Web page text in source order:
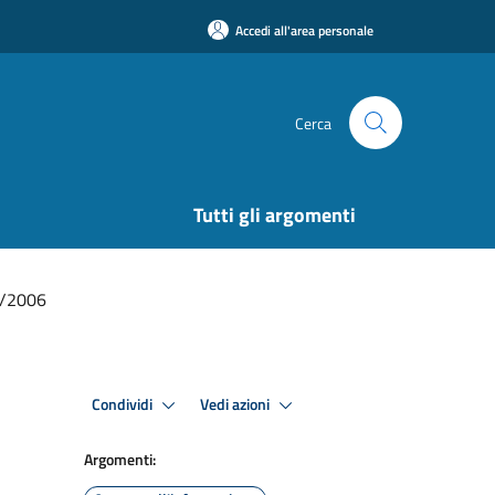
Accedi all'area personale
Cerca
Tutti gli argomenti
2006
Condividi Vedi azioni
Argomenti: